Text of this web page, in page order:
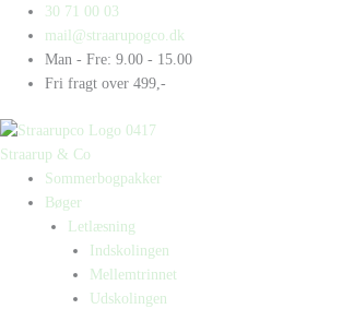
indholdet
30 71 00 03
mail@straarupogco.dk
Man - Fre: 9.00 - 15.00
Fri fragt over 499,-
Straarup & Co
Sommerbogpakker
Bøger
Letlæsning
Indskolingen
Mellemtrinnet
Udskolingen
Products
search
Products
search